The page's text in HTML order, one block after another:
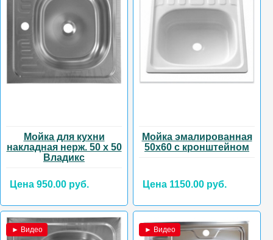
Мойка для кухни
накладная нерж. 50 х 50
Владикс
Цена 950.00 руб.
Мойка эмалированная
50х60 с кронштейном
Цена 1150.00 руб.
► Видео ► Видео